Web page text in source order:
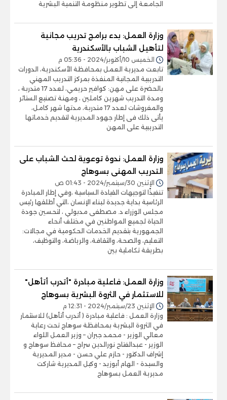
الجامعة إلى تطوير منظومة التنمية البشرية
وزارة العمل: بدء برامج تدريب مجانية
لتأهيل الشباب بالأسكندرية
الخميس 10/أكتوبر/2024 - 05:36 م
تابعت مديرية العمل بمحافظة الأسكندرية، الدورات
التدريبية المجانية المنفذة بمركز التدريب المهني
بالحضرة على مهن: كوافير حريمي، لعدد 17 متدربة ،
ومدة التدريب شهرين كاملين ، ومهنة تصنيع الستائر
والمفروشات لعدد 17 متدربة، مدتها شهر كامل،
يأتى ذلك فى إطار جهود المديرية لتقديم خدماتها
التدريبية على المهن
وزارة العمل: ندوة توعوية لحث الشباب على
التدريب المهنى بسوهاج
الإثنين 30/سبتمبر/2024 - 01:43 ص
تنفيذًا لتوجيهات القيادة السياسية ،وفي إطار المبادرة
الرئاسية بداية جديدة لبناء الإنسان ،التي أطلقها رئيس
مجلس الوزراء د. مصطفى مدبولي ، لتحسين جودة
الحياة لجميع المواطنين في مختلف أنحاء
الجمهورية بتقديم الخدمات الحكومية في مجالات:
التعليم، والصحة، والثقافة، والرياضة، والتوظيف،
بطريقة تكاملية بين
وزارة العمل: فاعلية مبادرة "أتدرب أتأهل"
للاستثمار في الثروة البشرية بسوهاج
الإثنين 23/سبتمبر/2024 - 12:31 م
وزارة العمل : فاعلية مبادرة ( أتدرب أتأهل) للاستثمار
في الثروة البشرية بمحافظة سوهاج تحت رعاية
معالي الوزير - محمد جبران – وزير العمل اللواء
الوزير - عبدالفتاح نورالدين سراج – محافظ سوهاج و
إشراف الدكتور - حازم علي حسن - مدير المديرية
والسيدة - الهام أبوزيد - وكيل المديرية شاركت
مديرية العمل بسوهاج